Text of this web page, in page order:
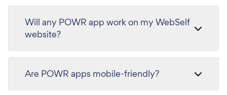
Will any POWR app work on my WebSelf
website?
Are POWR apps mobile-friendly?